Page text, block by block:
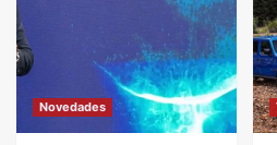
Novedades